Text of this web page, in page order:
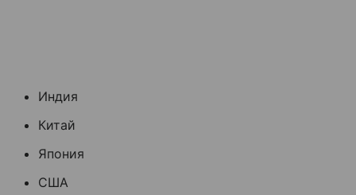
Индия
Китай
Япония
США